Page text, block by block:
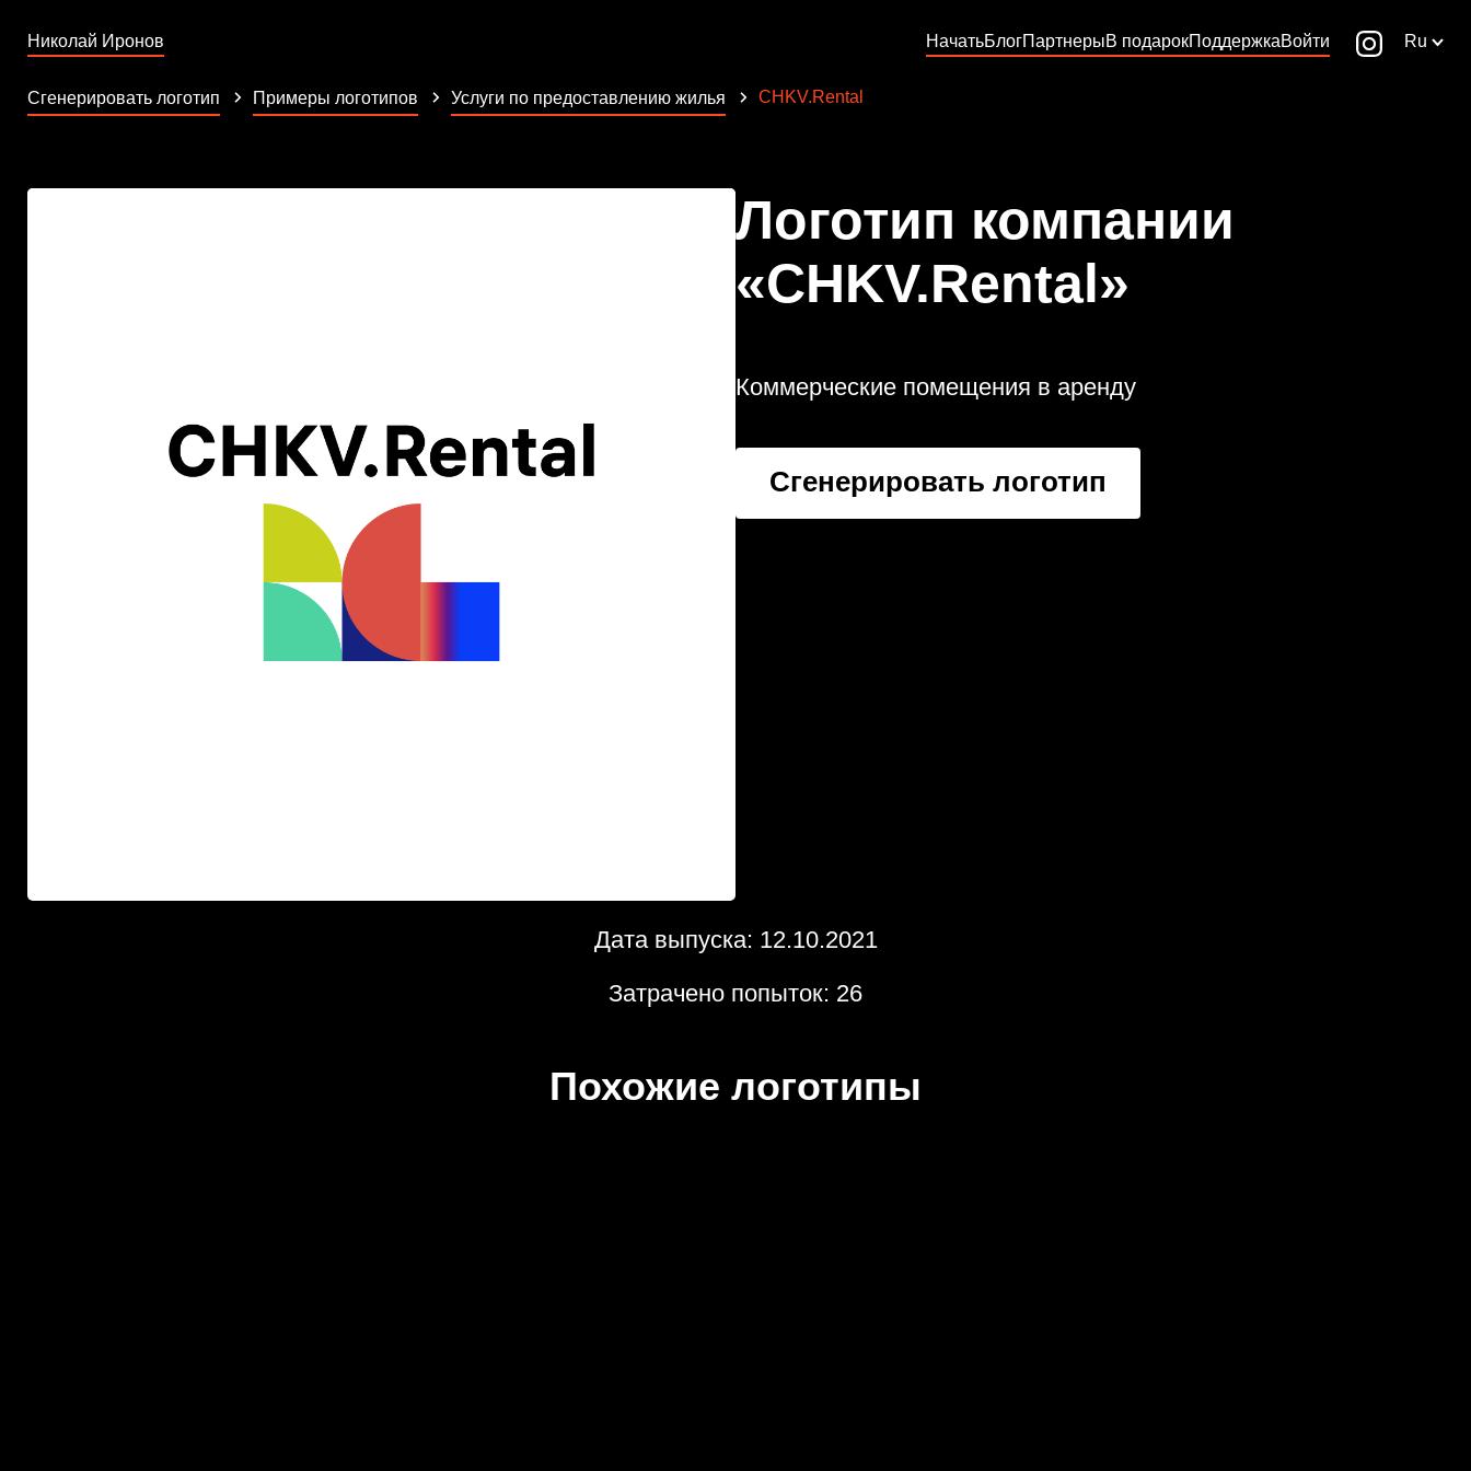
Николай Иронов НачатьБлогПартнерыВ подарокПоддержкаВойти Ru
Сгенерировать логотип Примеры логотипов Услуги по предоставлению жилья CHKV.Rental
Логотип компании
«CHKV.Rental»
Коммерческие помещения в аренду
Сгенерировать логотип
Дата выпуска: 12.10.2021
Затрачено попыток: 26
Похожие логотипы